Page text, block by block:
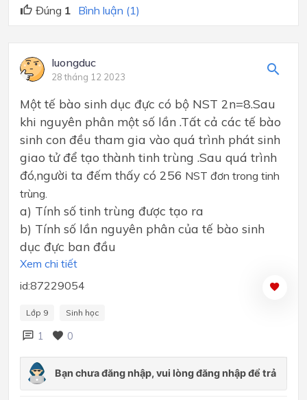
Đúng 1 Bình luận (1)
luongduc
28 tháng 12 2023
Một tế bào sinh dục đực có bộ NST 2n=8.Sau
khi nguyên phân một số lần .Tất cả các tế bào
sinh con đều tham gia vào quá trình phát sinh
giao tử để tạo thành tinh trùng .Sau quá trình
đó,người ta đếm thấy có 256 NST đơn trong tinh
trùng.
a) Tính số tinh trùng được tạo ra
b) Tính số lần nguyên phân của tế bào sinh
dục đực ban đầu
Xem chi tiết
id:87229054
Lớp 9 Sinh học
1 0